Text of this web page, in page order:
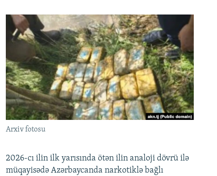
Arxiv fotosu
2026-cı ilin ilk yarısında ötən ilin analoji dövrü ilə
müqayisədə Azərbaycanda narkotiklə bağlı